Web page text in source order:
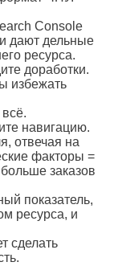
Console
дают дельные
ресурса.
доработки.
избежать
навигацию.
отвечая на
факторы =
заказов
показатель,
ресурса, и
сделать